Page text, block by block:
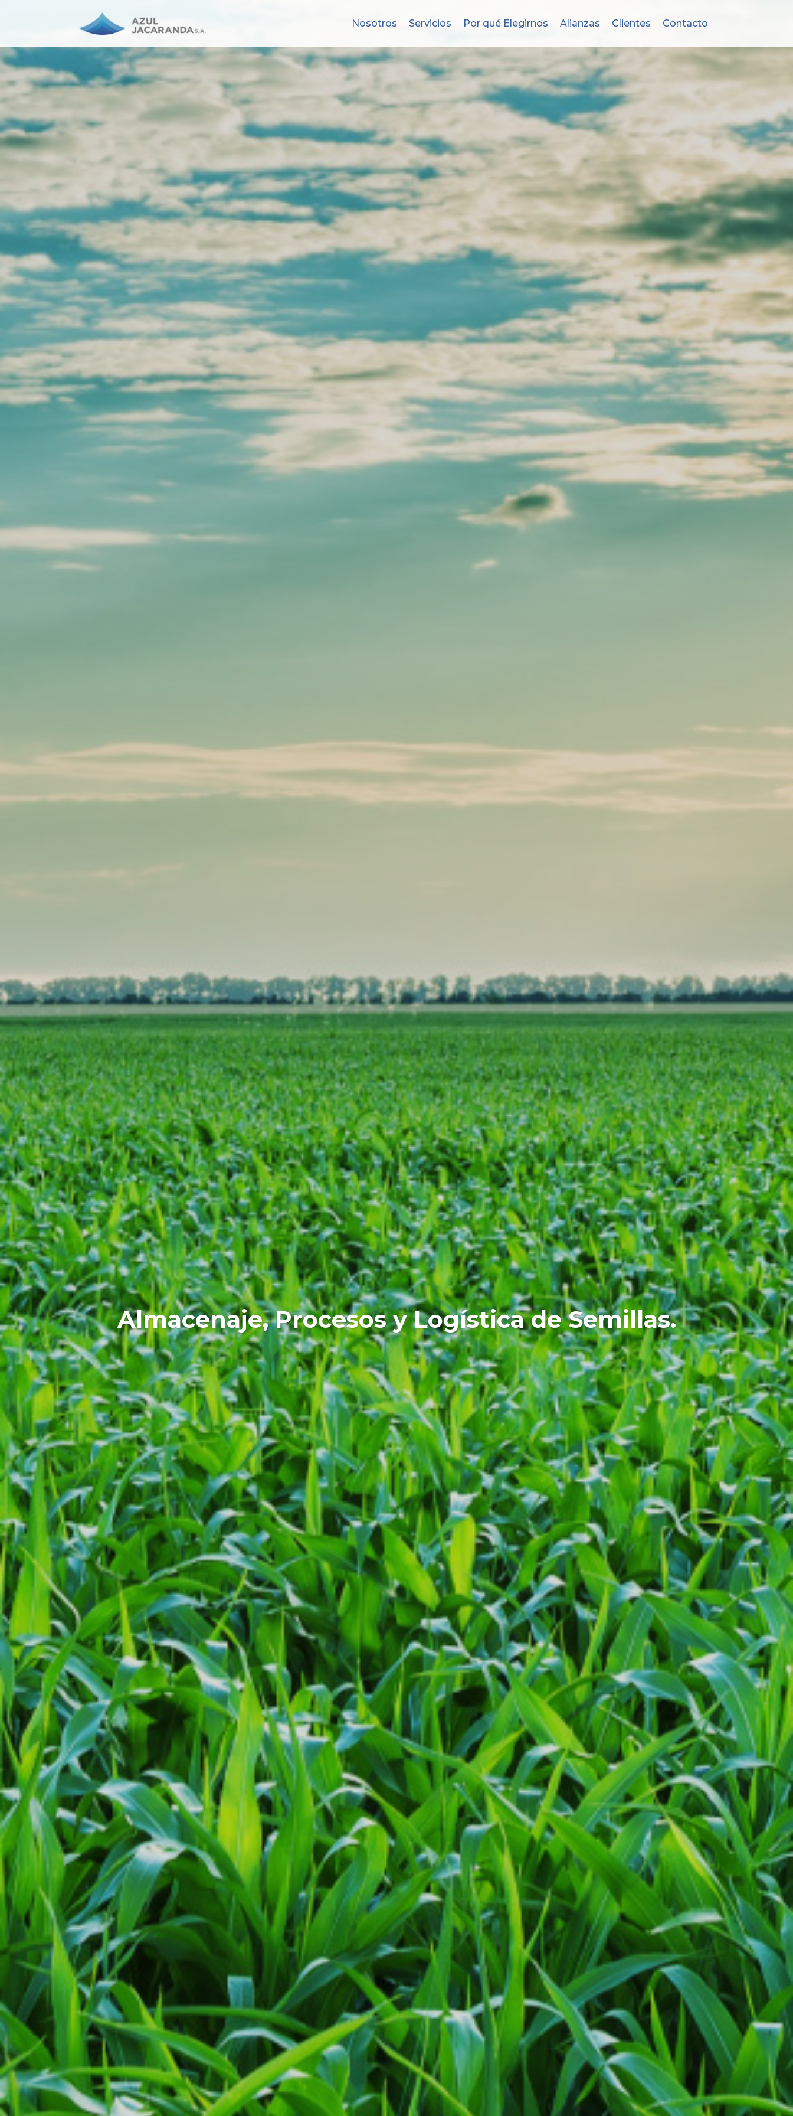
Nosotros Servicios Por qué Elegirnos Alianzas Clientes Contacto
Almacenaje, Procesos y Logística de Semillas.